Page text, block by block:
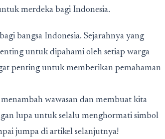
merdeka bagi Indonesia.
bangsa Indonesia. Sejarahnya yang
untuk dipahami oleh setiap warga
penting untuk memberikan pemahaman
wawasan dan membuat kita
lupa untuk selalu menghormati simbol
jumpa di artikel selanjutnya!